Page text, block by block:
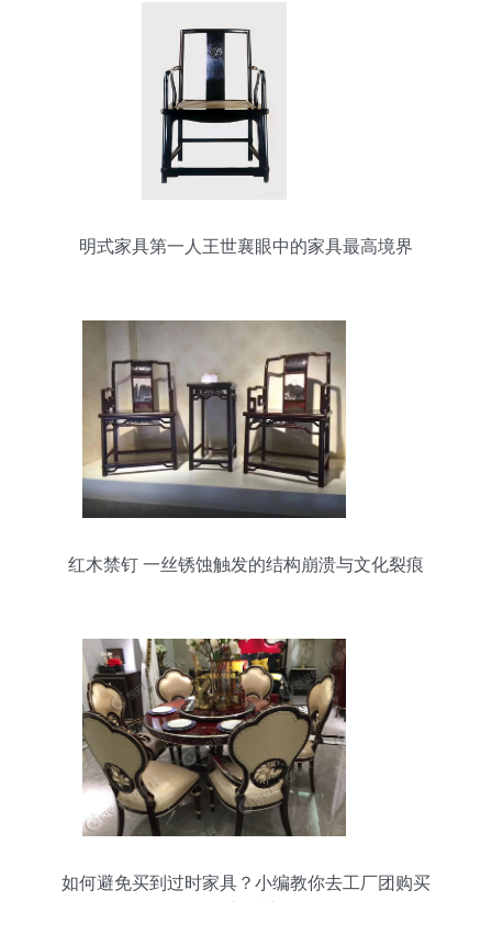
明式家具第一人王世襄眼中的家具最高境界
红木禁钉 一丝锈蚀触发的结构崩溃与文化裂痕
如何避免买到过时家具？小编教你去工厂团购买